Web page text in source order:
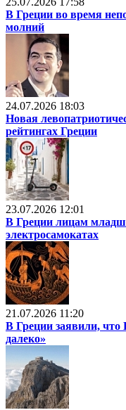
В Греции во время
молний
24.07.2026 18:03
Новая
рейтингах Греции
23.07.2026 12:01
В Греции лицам
электросамокатах
21.07.2026 11:20
В Греции заявили,
далеко»